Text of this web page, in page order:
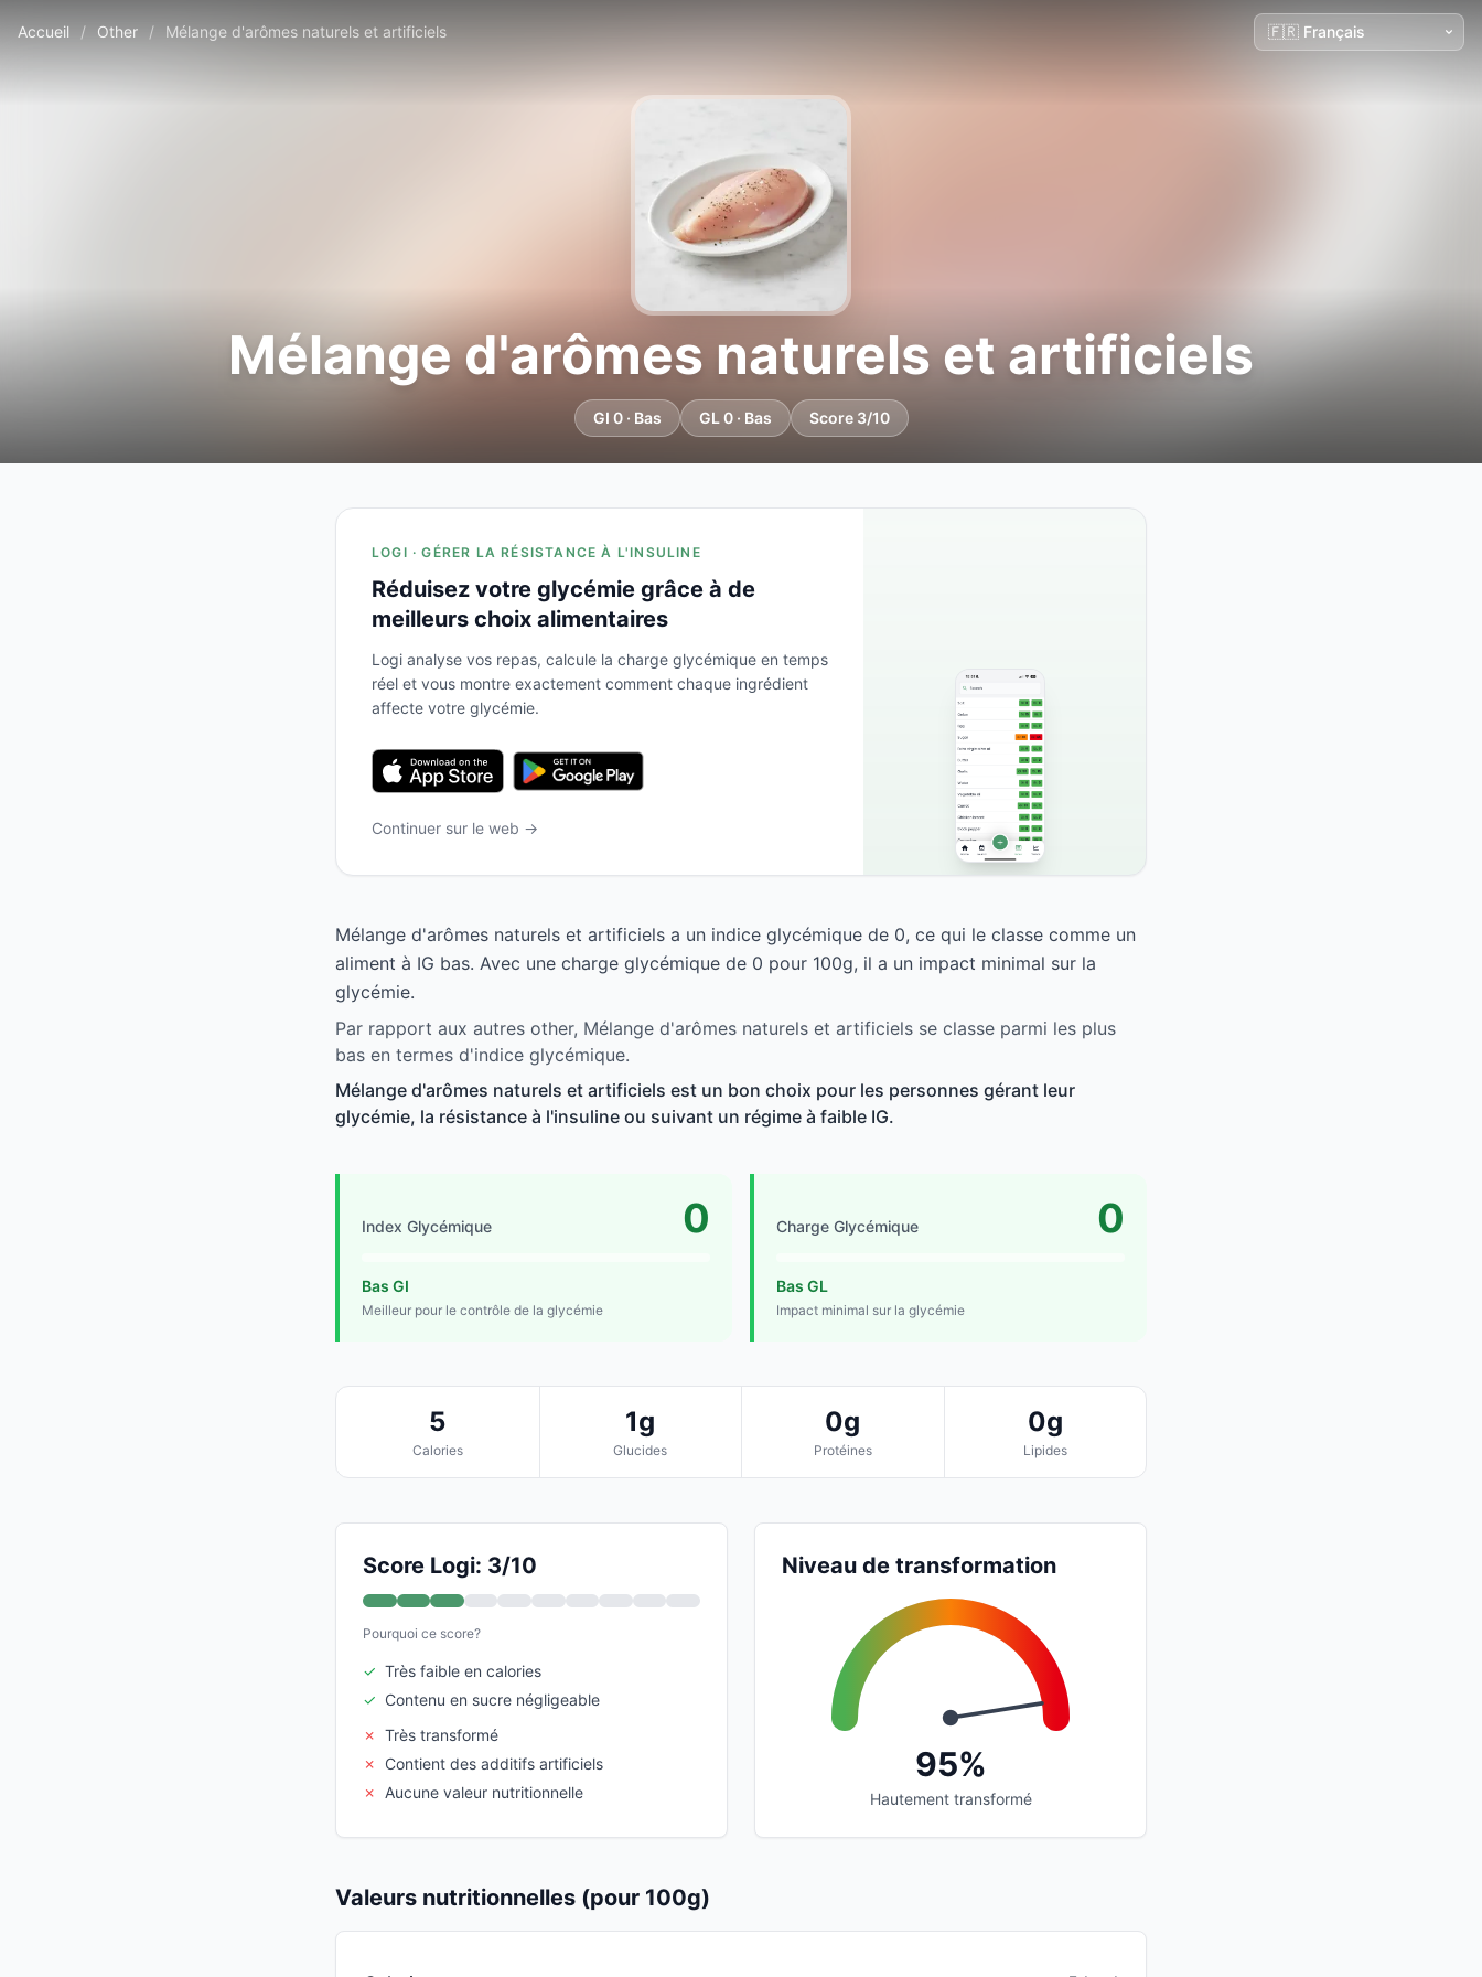
Accueil / Other / Mélange d'arômes naturels et artificiels
Mélange d'arômes naturels et artificiels
GI 0 · Bas GL 0 · Bas Score 3/10
LOGI · GÉRER LA RÉSISTANCE À L'INSULINE
Réduisez votre glycémie grâce à de
meilleurs choix alimentaires
Logi analyse vos repas, calcule la charge glycémique en temps
réel et vous montre exactement comment chaque ingrédient
affecte votre glycémie.
Continuer sur le web →
Mélange d'arômes naturels et artificiels a un indice glycémique de 0, ce qui le classe comme un
aliment à IG bas. Avec une charge glycémique de 0 pour 100g, il a un impact minimal sur la
glycémie.
Par rapport aux autres other, Mélange d'arômes naturels et artificiels se classe parmi les plus
bas en termes d'indice glycémique.
Mélange d'arômes naturels et artificiels est un bon choix pour les personnes gérant leur
glycémie, la résistance à l'insuline ou suivant un régime à faible IG.
Index Glycémique 0
Bas GI
Meilleur pour le contrôle de la glycémie
Charge Glycémique 0
Bas GL
Impact minimal sur la glycémie
5
Calories
1g
Glucides
0g
Protéines
0g
Lipides
Score Logi: 3/10
Pourquoi ce score?
✓ Très faible en calories
✓ Contenu en sucre négligeable
✗ Très transformé
✗
Contient des additifs artificiels
✗
Aucune valeur nutritionnelle
Niveau de transformation
95%
Hautement transformé
Valeurs nutritionnelles (pour 100g)